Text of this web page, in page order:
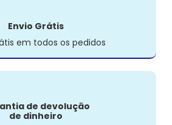
Envio Grátis
em todos os pedidos
de devolução
de dinheiro